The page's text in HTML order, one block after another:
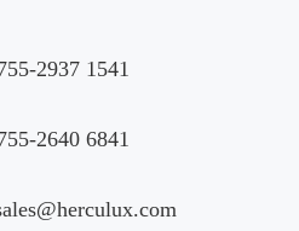
2937 1541
2640 6841